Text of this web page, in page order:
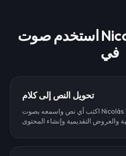
استخدم صوت Nicolás Maduro
في
تحويل النص إلى كلام
اكتب أي نص واسمعه بصوت Nicolás Maduro. مثالي للتعليقات